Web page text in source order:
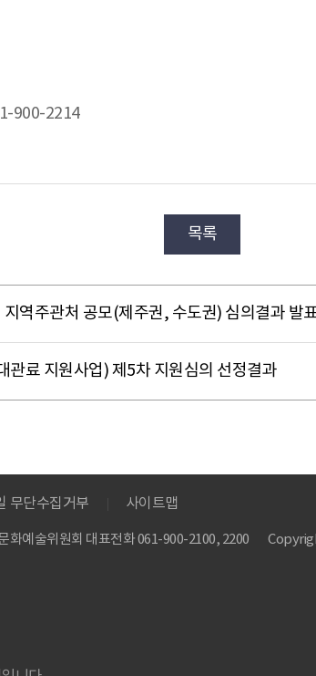
900-2214
목록
역주관처 공모(제주권, 수도권) 심의결과 발
관료 지원사업) 제5차 지원심의 선정결과
무단수집거부 사이트맵
화예술위원회 대표전화 061-900-2100, 2200